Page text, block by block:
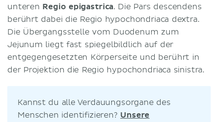
unteren Regio epigastrica. Die Pars descendens
berührt dabei die Regio hypochondriaca dextra.
Die Übergangsstelle vom Duodenum zum
Jejunum liegt fast spiegelbildlich auf der
entgegengesetzten Körperseite und berührt in
der Projektion die Regio hypochondriaca sinistra.
Kannst du alle Verdauungsorgane des
Menschen identifizieren? Unsere